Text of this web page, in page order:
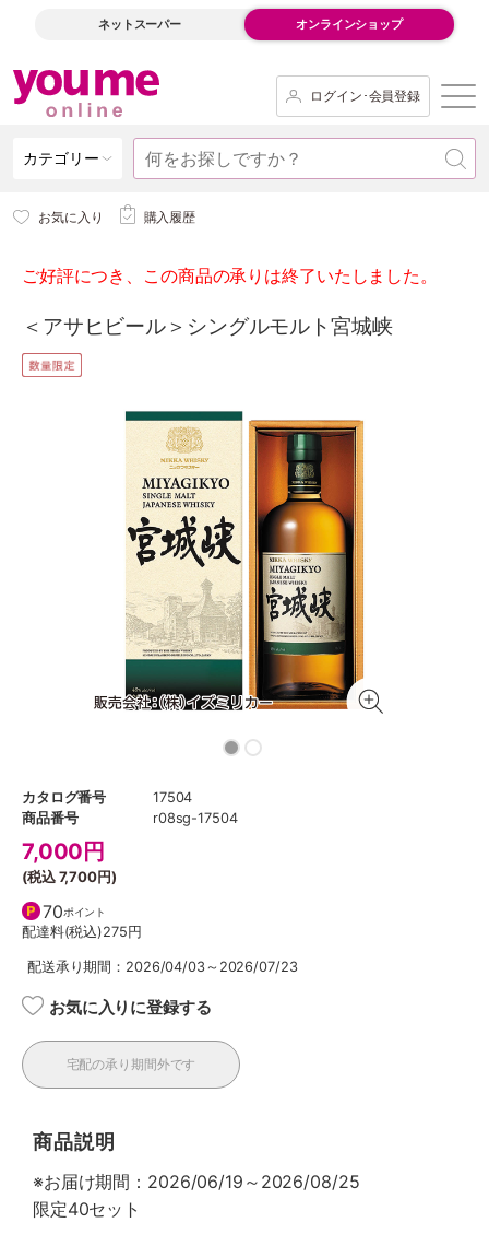
ネットスーパー オンラインショップ
ログイン･会員登録
カテゴリー
お気に入り 購入履歴
ご好評につき、この商品の承りは終了いたしました。
＜アサヒビール＞シングルモルト宮城峡
カタログ番号
17504
商品番号
r08sg-17504
7,000 円
(税込7,700円)
70ポイント
配達料(税込)275円
配送承り期間：2026/04/03～2026/07/23
お気に入りに登録する
宅配の承り期間外です
商品説明
※お届け期間：2026/06/19～2026/08/25
限定40セット